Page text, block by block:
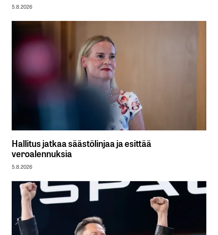
5.8.2026
Hallitus jatkaa säästölinjaa ja esittää
veroalennuksia
5.8.2026